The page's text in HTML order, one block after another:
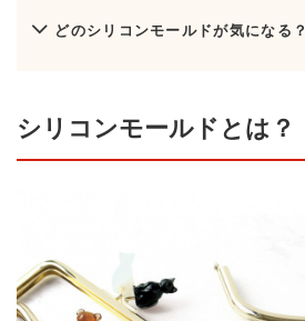
どのシリコンモールドが気になる？
シリコンモールドとは？